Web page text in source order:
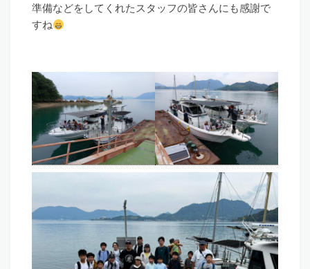
準備などをしてくれたスタッフの皆さんにも感謝で
すね